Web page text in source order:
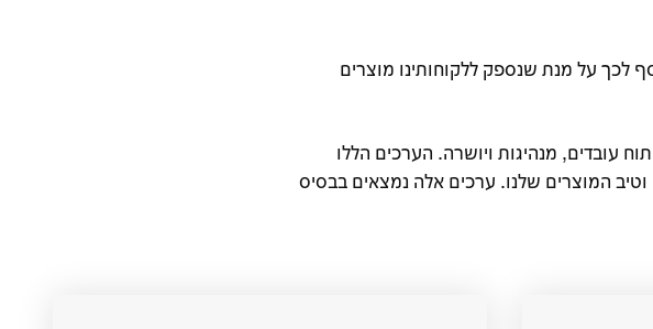
לכך על מנת שנספק ללקוחותינו מוצרים
עובדים, מנהיגות ויושרה. הערכים הללו
המוצרים שלנו. ערכים אלה נמצאים בבסיס